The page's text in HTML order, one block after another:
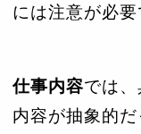
には注意が必要
仕事内容では
内容が抽象的